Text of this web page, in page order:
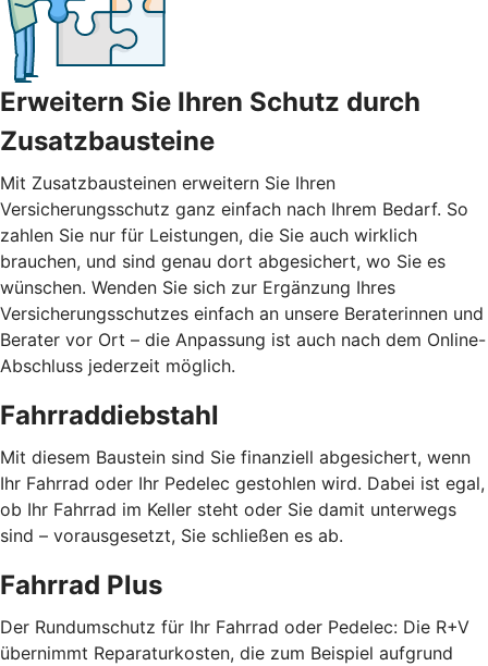
Erweitern Sie Ihren Schutz durch
Zusatzbausteine
Mit Zusatzbausteinen erweitern Sie Ihren
Versicherungsschutz ganz einfach nach Ihrem Bedarf. So
zahlen Sie nur für Leistungen, die Sie auch wirklich
brauchen, und sind genau dort abgesichert, wo Sie es
wünschen. Wenden Sie sich zur Ergänzung Ihres
Versicherungsschutzes einfach an unsere Beraterinnen und
Berater vor Ort – die Anpassung ist auch nach dem Online-
Abschluss jederzeit möglich.
Fahrraddiebstahl
Mit diesem Baustein sind Sie finanziell abgesichert, wenn
Ihr Fahrrad oder Ihr Pedelec gestohlen wird. Dabei ist egal,
ob Ihr Fahrrad im Keller steht oder Sie damit unterwegs
sind – vorausgesetzt, Sie schließen es ab.
Fahrrad Plus
Der Rundumschutz für Ihr Fahrrad oder Pedelec: Die R+V
übernimmt Reparaturkosten, die zum Beispiel aufgrund